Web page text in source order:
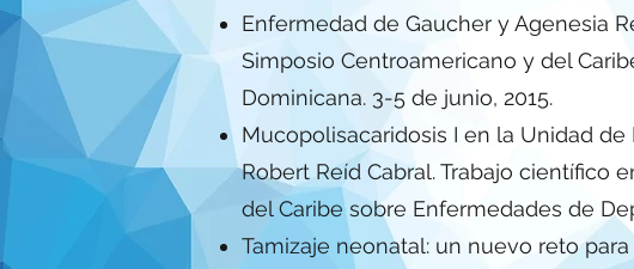
Enfermedad de Gaucher y Agenesia
Simposio Centroamericano y del
Dominicana. 3-5 de junio, 2015.
Mucopolisacaridosis I en la Unidad
Robert Reíd Cabral. Trabajo científico
del Caribe sobre Enfermedades de
Tamizaje neonatal: un nuevo reto